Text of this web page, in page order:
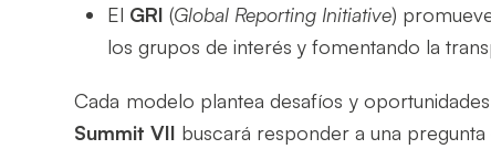
El GRI (Global Reporting Initiative)
los grupos de interés y fomentando la
Cada modelo plantea desafíos y
Summit VII buscará responder a una pregunta